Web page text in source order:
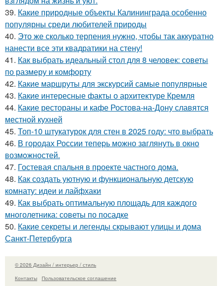
39. Какие природные объекты Калининграда особенно
популярны среди любителей природы
40. Это же сколько терпения нужно, чтобы так аккуратно
нанести все эти квадратики на стену!
41. Как выбрать идеальный стол для 8 человек: советы
по размеру и комфорту
42. Какие маршруты для экскурсий самые популярные
43. Какие интересные факты о архитектуре Кремля
44. Какие рестораны и кафе Ростова-на-Дону славятся
местной кухней
45. Топ-10 штукатурок для стен в 2025 году: что выбрать
46. В городах России тепеpь можно зaглянуть в окно
возмoжностей.
47. Гостевая спальня в проекте частного дома.
48. Как создать уютную и функциональную детскую
комнату: идеи и лайфхаки
49. Как выбрать оптимальную площадь для каждого
многолетника: советы по посадке
50. Какие секреты и легенды скрывают улицы и дома
Санкт-Петербурга
© 2026 Дизайн / интерьер / стиль
Контакты
Пользовательское соглашение